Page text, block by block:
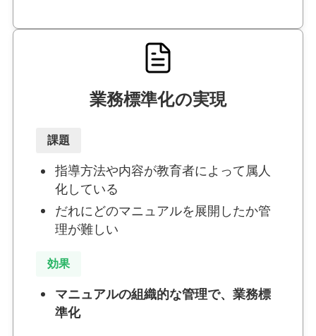
業務標準化の実現
課題
指導方法や内容が教育者によって属人
化している
だれにどのマニュアルを展開したか管
理が難しい
効果
マニュアルの組織的な管理で、業務標
準化